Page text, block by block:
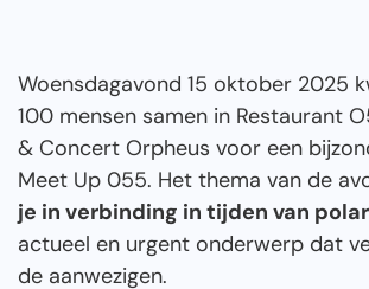
Woensdagavond 15 oktober 2025
100 mensen samen in Restaurant
& Concert Orpheus voor een
Meet Up 055. Het thema van de
je in verbinding in tijden van
actueel en urgent onderwerp dat
de aanwezigen.